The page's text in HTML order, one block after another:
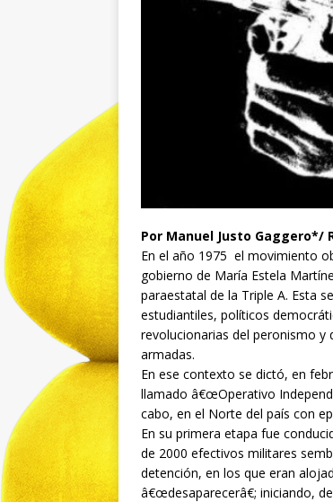
Por Manuel Justo Gaggero*/
En el año 1975 el movimiento
gobierno de María Estela
paraestatal de la Triple A. Esta
estudiantiles, políticos
revolucionarias del peronismo y
armadas.
En ese contexto se dictó, en
llamado â€œOperativo
cabo, en el Norte del país con
En su primera etapa fue
de 2000 efectivos militares
detención, en los que eran
â€œdesaparecerâ€; iniciando,